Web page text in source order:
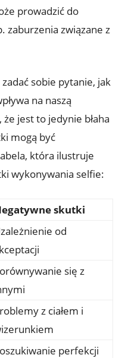
prowadzić do​
‍zaburzenia związane ⁣z
‍sobie pytanie, ⁢jak
na naszą
jest to jedynie błaha
mogą być
która ilustruje
wykonywania selfie:
skutki
od
się z
z ciałem i
perfekcji